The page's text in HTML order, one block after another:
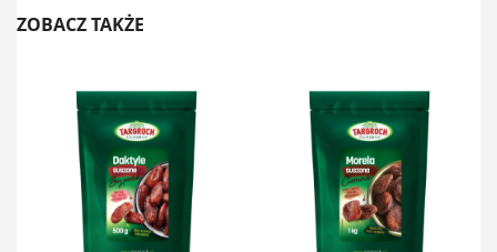
ZOBACZ TAKŻE